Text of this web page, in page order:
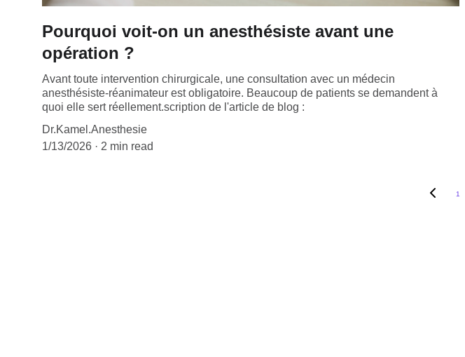
Pourquoi voit-on un anesthésiste avant une
opération ?
Avant toute intervention chirurgicale, une consultation avec un médecin
anesthésiste-réanimateur est obligatoire. Beaucoup de patients se demandent à
quoi elle sert réellement.scription de l'article de blog :
Dr.Kamel.Anesthesie
1/13/2026
2 min read
1